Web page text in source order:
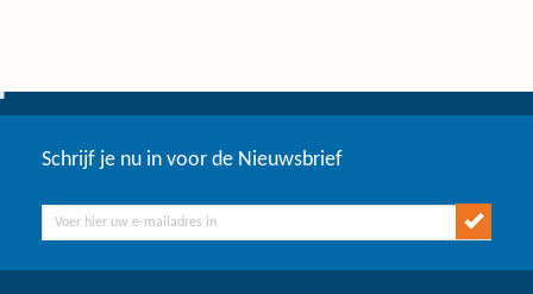
Schrijf je nu in voor de Nieuwsbrief